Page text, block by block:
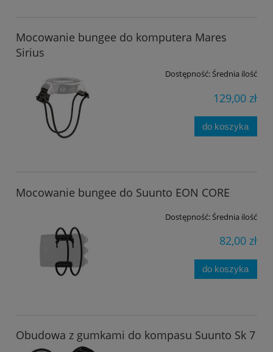
Mocowanie bungee do komputera Mares
Sirius
Dostępność:Średnia ilość
129,00 zł
do koszyka
Mocowanie bungee do Suunto EON CORE
Dostępność:Średnia ilość
82,00 zł
do koszyka
Obudowa z gumkami do kompasu Suunto Sk 7